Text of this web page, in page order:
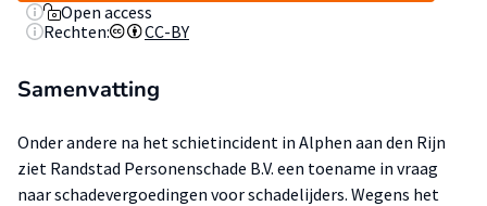
Open access
Rechten:
CC-BY
Samenvatting
Onder andere na het schietincident in Alphen aan den Rijn
ziet Randstad Personenschade B.V. een toename in vraag
naar schadevergoedingen voor schadelijders. Wegens het